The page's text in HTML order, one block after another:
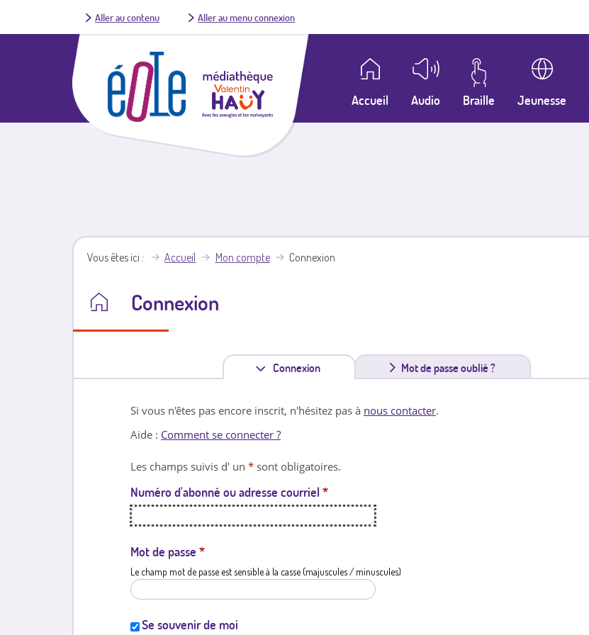
Aller au contenu Aller au menu connexion
Accueil Audio Braille Jeunesse
Vous êtes ici Accueil Mon compte Connexion
Connexion
Connexion
n
l
e
Mot de passe oublié ?
Si vous n'êtes pas encore inscrit, n'hésitez pas à nous contacter.
Aide : Comment se connecter ?
Les champs suivis d' un * sont obligatoires.
Numéro d'abonné ou adresse courriel *
Mot de passe *
Le champ mot de passe est sensible à la casse (majuscules / minuscules)
Se souvenir de moi